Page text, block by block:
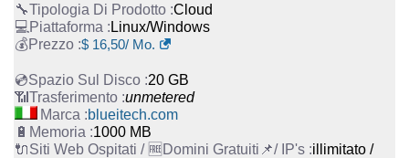
Cloud
Linux/Windows
$ 16,50/ Mo.
20 GB
unmetered
blueitech.com
1000 MB
illimitato /